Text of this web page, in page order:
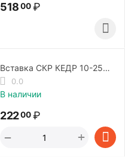
51800 ₽
Вставка СКР КЕДР 10-25
200А
0.0
В наличии
22200 ₽
+
−